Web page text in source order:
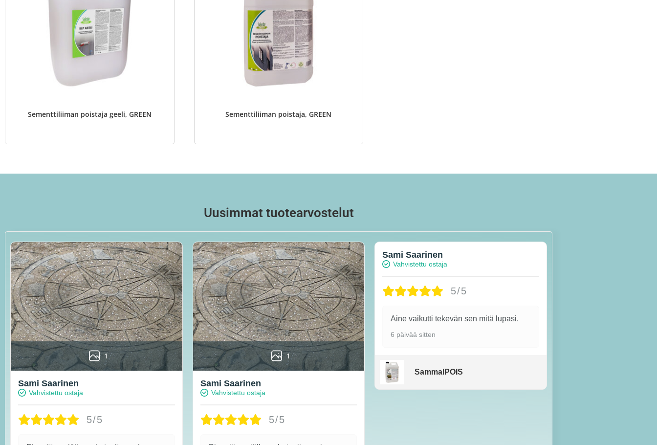
Sementtiliiman poistaja geeli, GREEN Sementtiliiman poistaja, GREEN
Uusimmat tuotearvostelut
1
Sami Saarinen
Vahvistettu ostaja
5/5
1
Sami Saarinen
Vahvistettu ostaja
5/5
Sami Saarinen
Vahvistettu ostaja
5/5
Aine vaikutti tekevän sen mitä lupasi.
6 päivää sitten
SammalPOIS